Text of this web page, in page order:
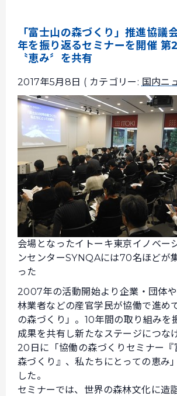
「富士山の森づくり」推進協
年を振り返るセミナーを開催 第
〝恵み〞を共有
2017年5月8日 ( カテゴリー: 国内ニ
会場となったイトーキ東京イノベー
ンセンターSYNQAには70名ほどが
った
2007年の活動開始より企業・団体
林業者などの産官学民が協働で進め
の森づくり」。10年間の取り組みを
成果を共有し新たなステージにつな
20日に「協働の森づくりセミナー『
森づくり』、私たちにとっての恵み
した。
セミナーでは、世界の森林文化に造